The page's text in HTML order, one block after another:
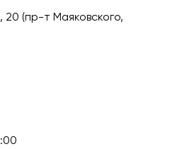
20 (пр-т Маяковского,